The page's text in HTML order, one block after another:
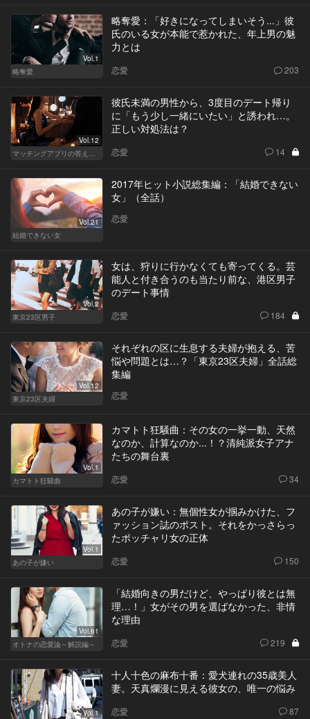
Vol.1
略奪愛
略奪愛：「好きになってしまいそう...」彼
氏のいる女が本能で惹かれた、年上男の魅
力とは
恋愛 203
Vol.12
マッチングアプリの答えあわせ【Q】～SEASON2～
彼氏未満の男性から、3度目のデート帰り
に「もう少し一緒にいたい」と誘われ…。
正しい対処法は？
恋愛 14
Vol.21
結婚できない女
2017年ヒット小説総集編：「結婚できない
女」（全話）
恋愛
Vol.2
東京23区男子
女は、狩りに行かなくても寄ってくる。芸
能人と付き合うのも当たり前な、港区男子
のデート事情
恋愛 184
Vol.12
東京23区夫婦
それぞれの区に生息する夫婦が抱える、苦
悩や問題とは…？「東京23区夫婦」全話総
集編
恋愛
Vol.1
カマトト狂騒曲
カマトト狂騒曲：その女の一挙一動、天然
なのか、計算なのか...！？清純派女子アナ
たちの舞台裏
恋愛 34
Vol.1
あの子が嫌い
あの子が嫌い：無個性女が掴みかけた、フ
ァッション誌のポスト。それをかっさらっ
たポッチャリ女の正体
恋愛 150
Vol.61
オトナの恋愛論～解説編～
「結婚向きの男だけど、やっぱり彼とは無
理…！」女がその男を選ばなかった、非情
な理由
恋愛 219
Vol.1
十人十色の麻布十番：愛犬連れの35歳美人
妻。天真爛漫に見える彼女の、唯一の悩み
恋愛 87